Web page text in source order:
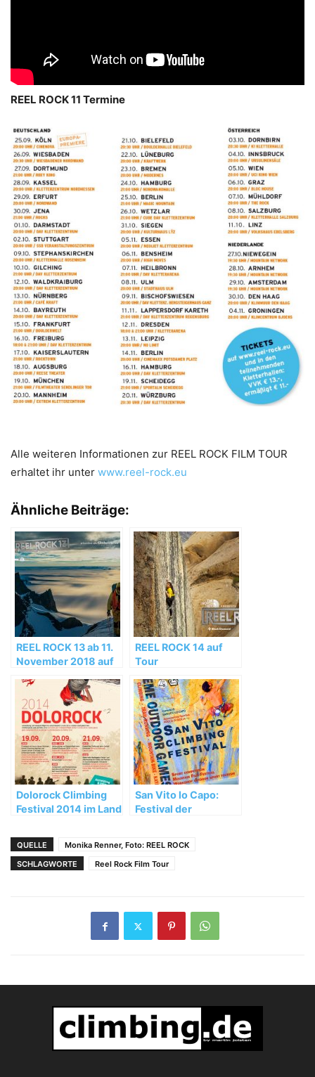
REEL ROCK 11 Termine
Alle weiteren Informationen zur REEL ROCK FILM TOUR
erhaltet ihr unter www.reel-rock.eu
Ähnliche Beiträge:
REEL ROCK 13 ab 11.
November 2018 auf
REEL ROCK 14 auf
Tour
Dolorock Climbing
Festival 2014 im Land
San Vito lo Capo:
Festival der
QUELLE
Monika Renner, Foto: REEL ROCK
SCHLAGWORTE
Reel Rock Film Tour